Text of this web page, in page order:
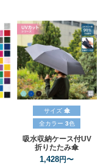
サイズ 傘
全カラー 3色
吸水収納ケース付UV
折りたたみ傘
1,428円〜